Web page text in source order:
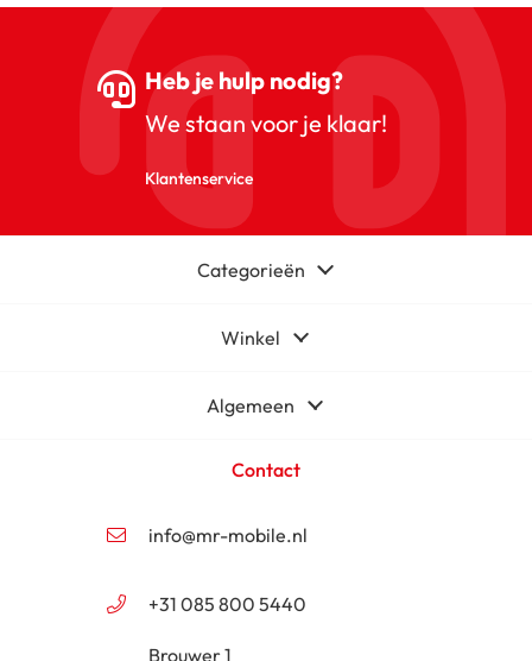
Heb je hulp nodig?
We staan voor je klaar!
Klantenservice
Categorieën
Winkel
Algemeen
Contact
info@mr-mobile.nl
+31 085 800 5440
Brouwer 1